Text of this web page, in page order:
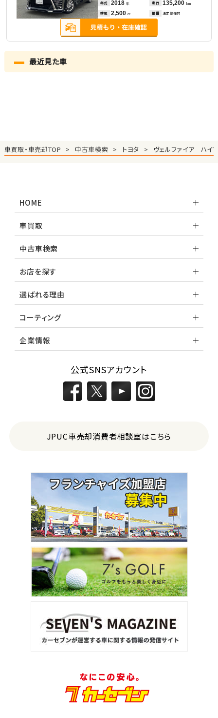
年式 2018 年 走行 135,200 km
排気 2,500 cc 整備 法定整備付
最近見た車
車買取・車売却TOP 中古車検索 トヨタ ヴェルファイア ハイ
HOME
車買取
中古車検索
お店を探す
選ばれる理由
コーティング
企業情報
公式SNSアカウント
JPUC車売却消費者相談室はこちら